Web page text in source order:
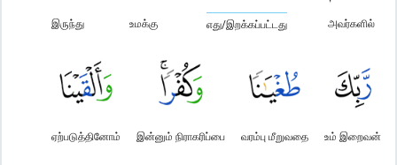
அவர்களில்
எது/இறக்கப்பட்டது
உமக்கு
இருந்து
உம் இறைவன்
வரம்பு மீறுவதை
இன்னும் நிராகரிப்பை
ஏற்படுத்தினோம்